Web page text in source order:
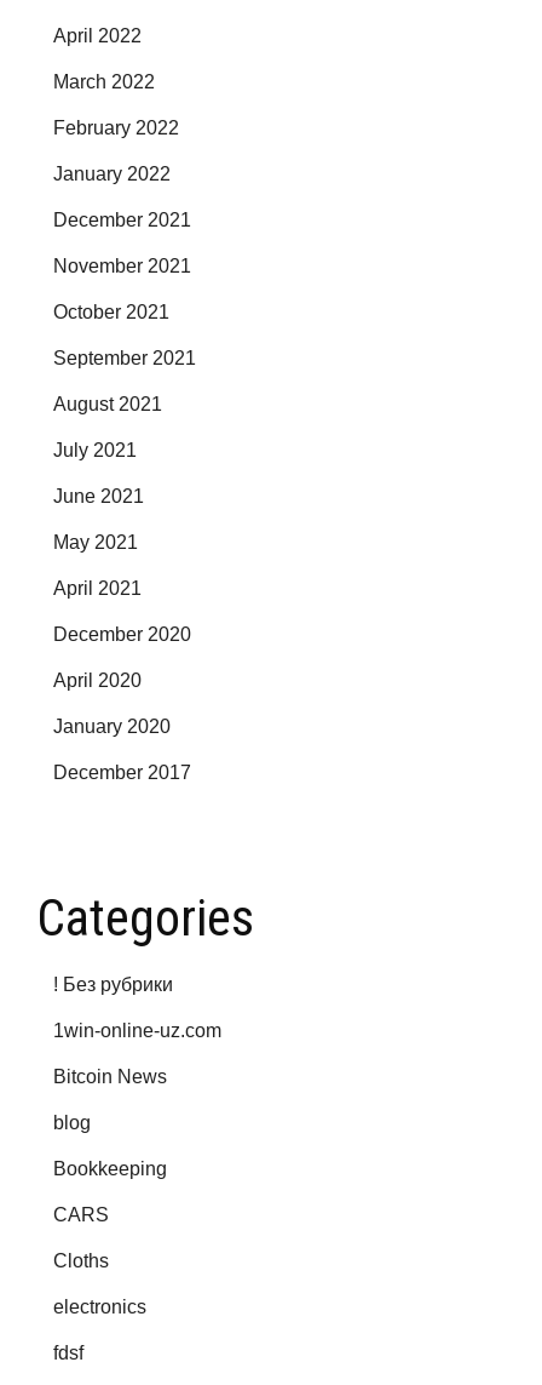
April 2022
March 2022
February 2022
January 2022
December 2021
November 2021
October 2021
September 2021
August 2021
July 2021
June 2021
May 2021
April 2021
December 2020
April 2020
January 2020
December 2017
Categories
! Без рубрики
1win-online-uz.com
Bitcoin News
blog
Bookkeeping
CARS
Cloths
electronics
fdsf